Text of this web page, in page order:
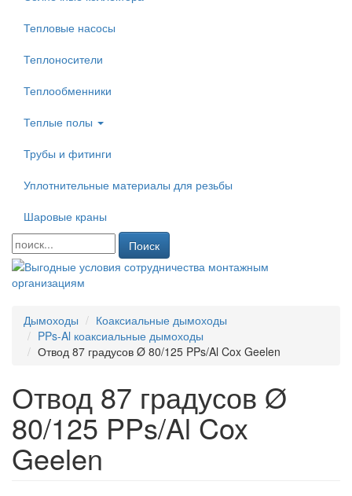
Тепловые насосы
Теплоносители
Теплообменники
Теплые полы
Трубы и фитинги
Уплотнительные материалы для резьбы
Шаровые краны
Поиск
Дымоходы
Коаксиальные дымоходы
PPs-Al коаксиальные дымоходы
Отвод 87 градусов Ø 80/125 PPs/Al Cox Geelen
Отвод 87 градусов Ø
80/125 PPs/Al Cox
Geelen